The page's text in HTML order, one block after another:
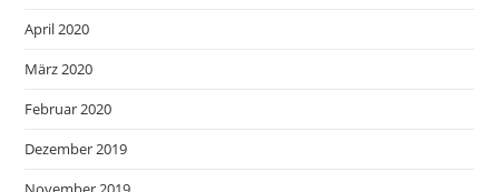
April 2020
März 2020
Februar 2020
Dezember 2019